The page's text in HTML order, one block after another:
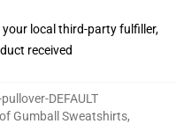
your local third-party fulfiller,
received
DEFAULT
Gumball Sweatshirts,